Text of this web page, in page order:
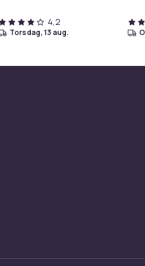
4,2
torsdag, 13 aug.